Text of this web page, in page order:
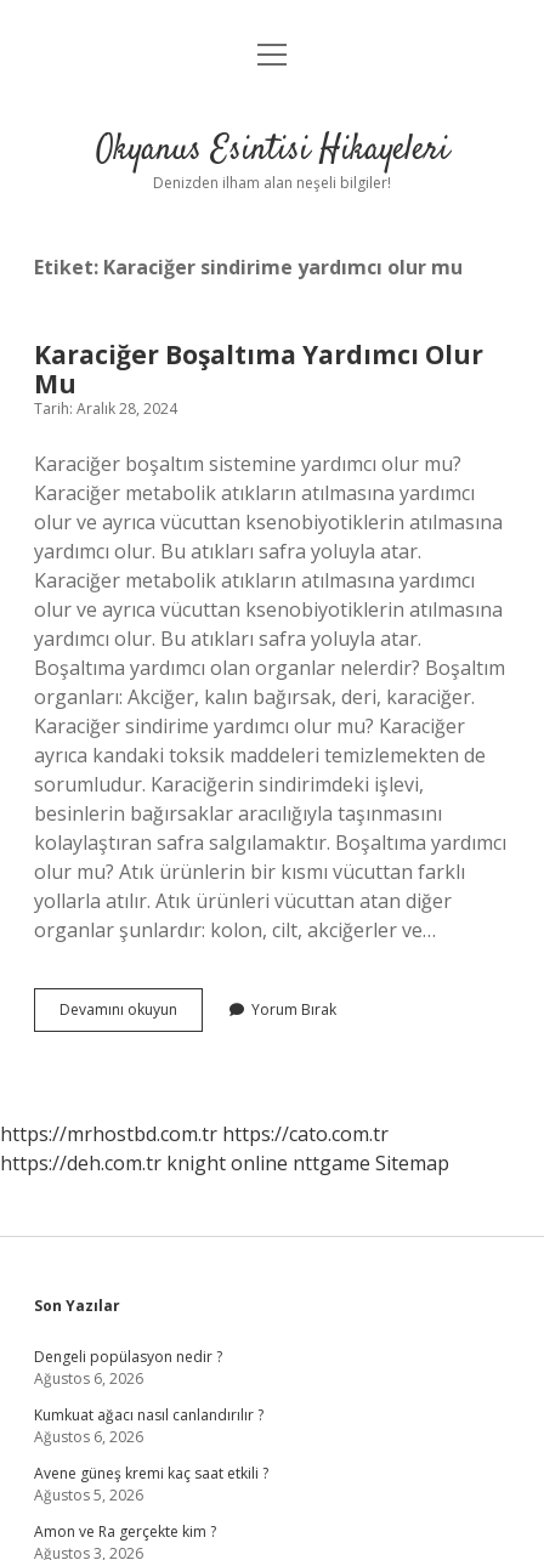
Anasayfa
Yasal Uyarı
menüyü
Okyanus Esintisi Hikayeleri
Denizden ilham alan neşeli bilgiler!
Etiket: Karaciğer sindirime yardımcı olur mu
Karaciğer Boşaltıma Yardımcı Olur
Mu
Tarih: Aralık 28, 2024
Karaciğer boşaltım sistemine yardımcı olur mu?
Karaciğer metabolik atıkların atılmasına yardımcı
olur ve ayrıca vücuttan ksenobiyotiklerin atılmasına
yardımcı olur. Bu atıkları safra yoluyla atar.
Karaciğer metabolik atıkların atılmasına yardımcı
olur ve ayrıca vücuttan ksenobiyotiklerin atılmasına
yardımcı olur. Bu atıkları safra yoluyla atar.
Boşaltıma yardımcı olan organlar nelerdir? Boşaltım
organları: Akciğer, kalın bağırsak, deri, karaciğer.
Karaciğer sindirime yardımcı olur mu? Karaciğer
ayrıca kandaki toksik maddeleri temizlemekten de
sorumludur. Karaciğerin sindirimdeki işlevi,
besinlerin bağırsaklar aracılığıyla taşınmasını
kolaylaştıran safra salgılamaktır. Boşaltıma yardımcı
olur mu? Atık ürünlerin bir kısmı vücuttan farklı
yollarla atılır. Atık ürünleri vücuttan atan diğer
organlar şunlardır: kolon, cilt, akciğerler ve…
Devamını okuyun Karaciğer
Boşaltıma
Yorum Bırak
https://mrhostbd.com.tr https://cato.com.tr
https://deh.com.tr knight online nttgame Sitemap
Sidebar
Son Yazılar
Dengeli popülasyon nedir ?
Ağustos 6, 2026
Kumkuat ağacı nasıl canlandırılır ?
Ağustos 6, 2026
Avene güneş kremi kaç saat etkili ?
Ağustos 5, 2026
Amon ve Ra gerçekte kim ?
Ağustos 3, 2026